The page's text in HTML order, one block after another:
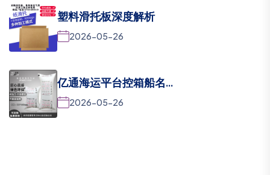
塑料滑托板深度解析
2026-05-26
亿通海运平台控箱船名...
2026-05-26